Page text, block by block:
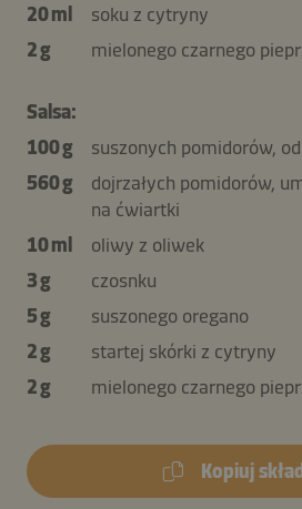
20 ml
soku z cytryny
2 g
mielonego czarnego
Salsa:
100 g
suszonych pomidorów,
560 g
dojrzałych pomidorów,
na ćwiartki
10 ml
oliwy z oliwek
3 g
czosnku
5 g
suszonego oregano
2 g
startej skórki z cytryny
2 g
mielonego czarnego
Kopiuj